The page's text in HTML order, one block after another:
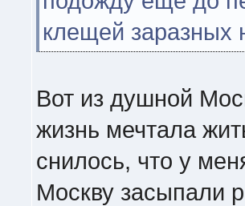
клещей заразных
Вот из душной
жизнь мечтала
снилось, что у
Москву засыпали